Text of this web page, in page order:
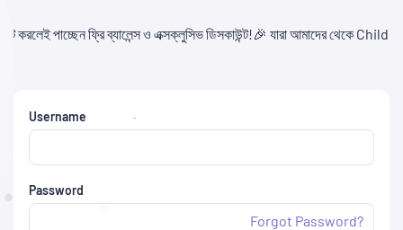
ডিসকাউন্ট!🎉 যারা আমাদের থেকে Child Panel নিবেন এবং API
Username
Password
Forgot Password?